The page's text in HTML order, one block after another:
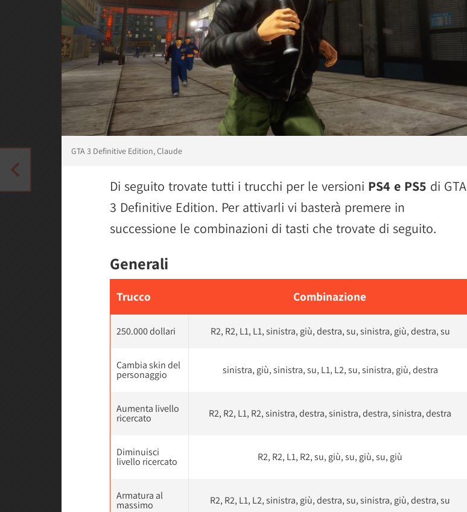
GTA 3 Definitive Edition, Claude
Di seguito trovate tutti i trucchi per le versioni PS4 e PS5 di GTA
3 Definitive Edition. Per attivarli vi basterà premere in
successione le combinazioni di tasti che trovate di seguito.
Generali
Trucco Combinazione
250.000 dollari R2, R2, L1, L1, sinistra, giù, destra, su, sinistra, giù, destra, su
Cambia skin del
personaggio sinistra, giù, sinistra, su, L1, L2, su, sinistra, giù, destra
Aumenta livello
ricercato R2, R2, L1, R2, sinistra, destra, sinistra, destra, sinistra, destra
Diminuisci
livello ricercato R2, R2, L1, R2, su, giù, su, giù, su, giù
Armatura al
massimo R2, R2, L1, L2, sinistra, giù, destra, su, sinistra, giù, destra, su